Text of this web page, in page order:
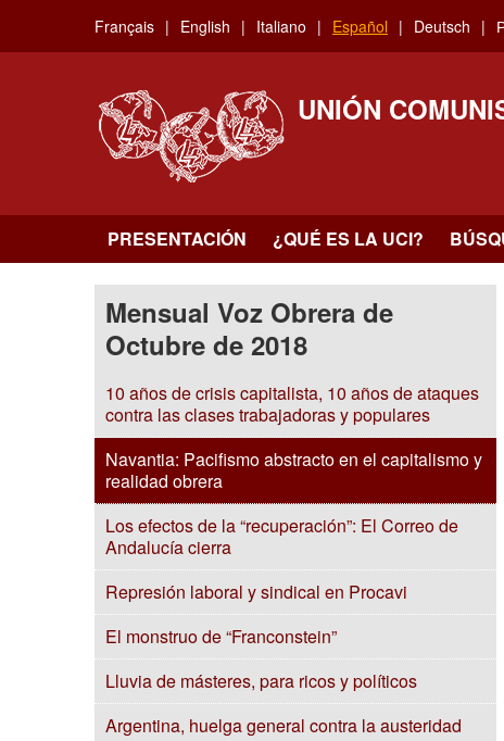
main
Français English Italiano Español Deutsch
UNIÓN
PRESENTACIÓN ¿QUÉ ES LA UCI?
Mensual Voz Obrera de
Octubre de 2018
10 años de crisis capitalista, 10 años de ataques
contra las clases trabajadoras y populares
Navantia: Pacifismo abstracto en el capitalismo y
realidad obrera
Los efectos de la “recuperación”: El Correo de
Andalucía cierra
Represión laboral y sindical en Procavi
El monstruo de “Franconstein”
Lluvia de másteres, para ricos y políticos
Argentina, huelga general contra la austeridad